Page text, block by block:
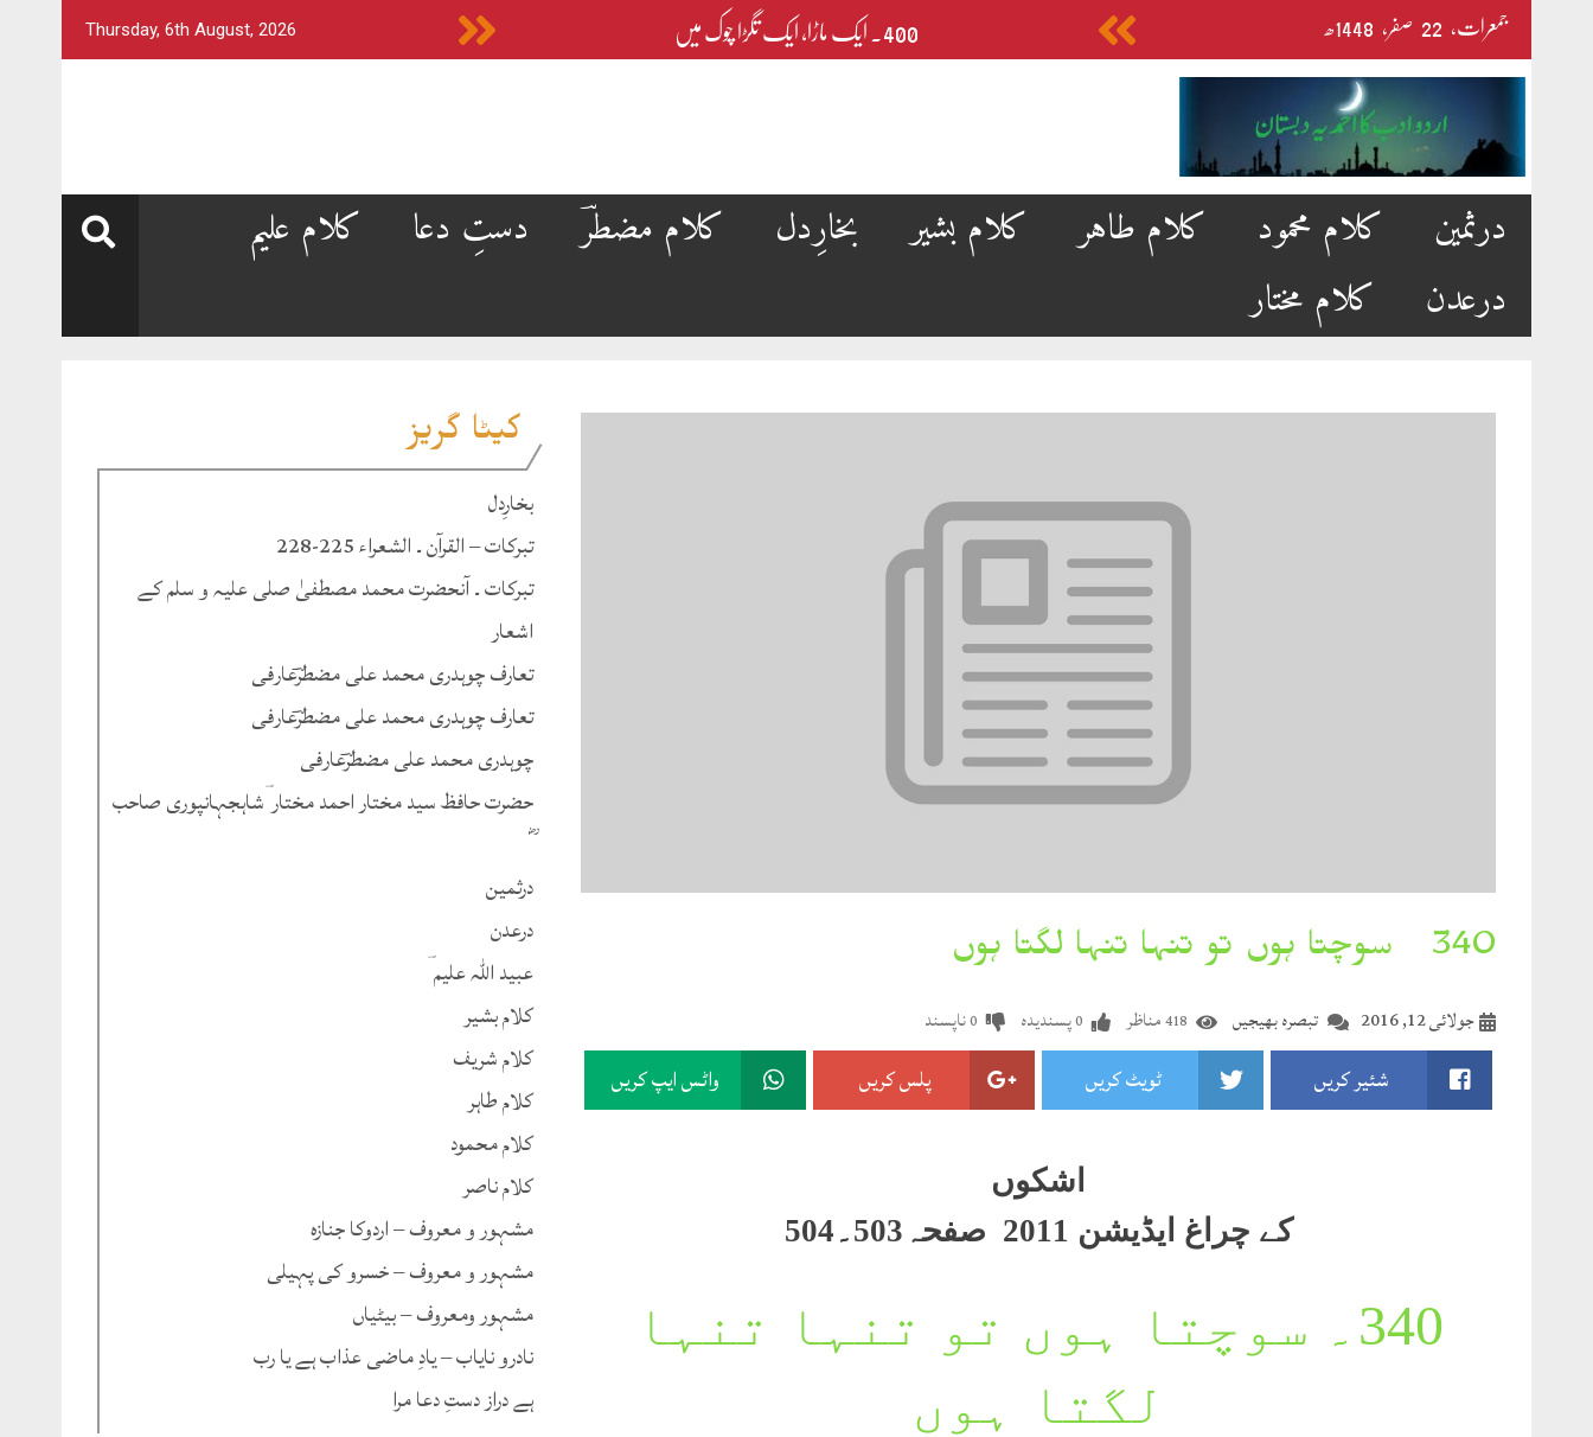
Skip
to
content
جمعرات‬‮، 22 صفر‬، 400۔ ایک ماڑا، ایک تگڑا چوک میں Thursday, 6th August, 2026
درثمین کلام محمود کلام طاہر کلام بشیر بخارِدل کلام مضطرؔ دستِ دعا
کلام علیم
درعدن
کلام مختار
کیٹا گریز
بخارِدل
تبرکات – القرآن ۔ الشعراء 225-228
تبرکات ۔ آنحضرت محمد مصطفیٰ صلی علیہ و سلم کے
اشعار
تعارف چوہدری محمد علی مضطرؔعارفی
تعارف چوہدری محمد علی مضطرؔعارفی
چوہدری محمد علی مضطرؔعارفی
حضرت حافظ سید مختار احمد مختار ؔشاہجہانپوری صاحب
ؓ
درثمین
درعدن
عبید اللہ علیم ؔ
کلام بشیر
کلام شریف
کلام طاہر
کلام محمود
کلام ناصر
مشہور و معروف – اردوکا جنازہ
مشہور و معروف – خسرو کی پہیلی
مشہور ومعروف – بیٹیاں
نادرو نایاب – یادِ ماضی عذاب ہے یا رب
ہے دراز دستِ دعا مرا
340۔ سوچتا ہوں تو تنہا تنہا لگتا ہوں
تبصرہ بھیجیں جولائی 12, 2016 418مناظر 0پسندیدہ 0ناپسند
شئیر کریں ٹویٹ کریں پلس کریں واٹس ایپ کریں
اشکوں
کے چراغ ایڈیشن 2011 صفحہ503۔504
340۔
سوچتا ہوں تو تنہا تنہا
لگتا ہوں